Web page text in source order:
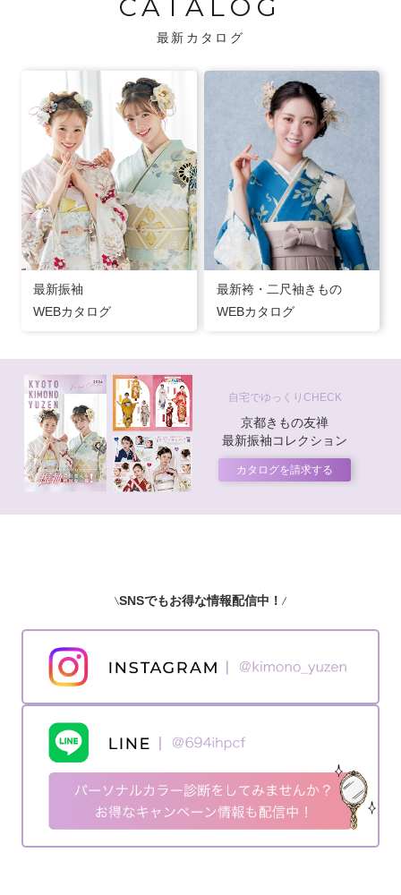
・振袖コンシェルジュが、振袖に合う小物や
バッグでお嬢様らしいコーディネートをご
CATALOG
最新カタログ
最新振袖
WEBカタログ
最新袴・二尺袖きもの
WEBカタログ
自宅でゆっくりCHECK
京都きもの友禅
最新振袖コレクション
カタログを請求する
SNSでもお得な情報配信中！